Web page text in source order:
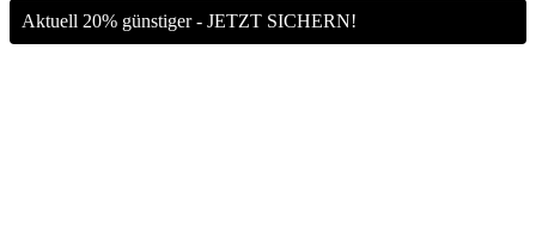
Aktuell 20% günstiger - JETZT SICHERN!